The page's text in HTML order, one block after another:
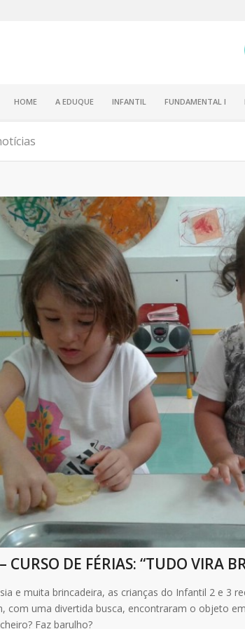
HOME A EDUQUE INFANTIL FUNDAMENTAL I
CURSO DE FÉRIAS: “TUDO VIRA
e muita brincadeira, as crianças do Infantil 2 e 3
com uma divertida busca, encontraram o objeto
Faz barulho?